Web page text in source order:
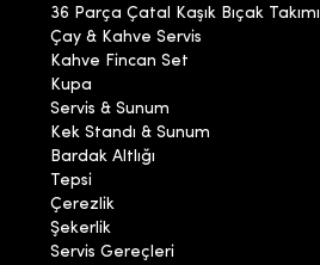
36 Parça Çatal Kaşık Bıçak Takımı
Çay & Kahve Servis
Kahve Fincan Set
Kupa
Servis & Sunum
Kek Standı & Sunum
Bardak Altlığı
Tepsi
Çerezlik
Şekerlik
Servis Gereçleri